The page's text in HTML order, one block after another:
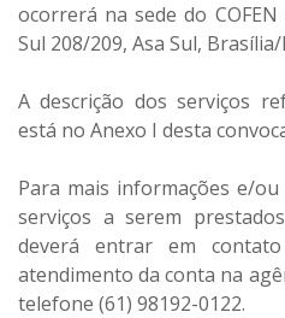
ocorrerá na sede do
Sul 208/209, Asa Sul, Brasília/
A descrição dos serviços
está no Anexo I desta
Para mais informações e/
serviços a serem
deverá entrar em
atendimento da conta na
telefone (61) 98192-0122.